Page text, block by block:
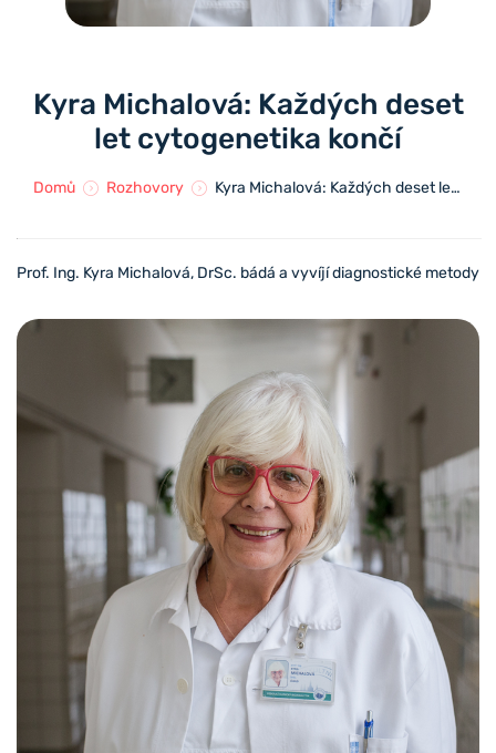
Kyra Michalová: Každých deset
let cytogenetika končí
Domů Rozhovory Kyra Michalová: Každých deset let cytogenetika končí
Prof. Ing. Kyra Michalová, DrSc. bádá a vyvíjídiagnostické metody